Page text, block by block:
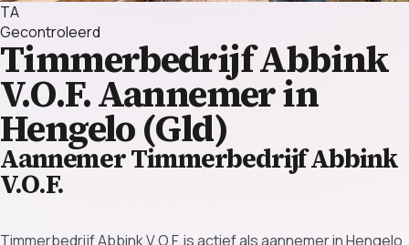
TA
Gecontroleerd
Timmerbedrijf Abbink
V.O.F.Aannemer in
Hengelo (Gld)
Aannemer Timmerbedrijf Abbink
V.O.F.
Timmerbedrijf Abbink V.O.F. is actief als aannemer in Hengelo